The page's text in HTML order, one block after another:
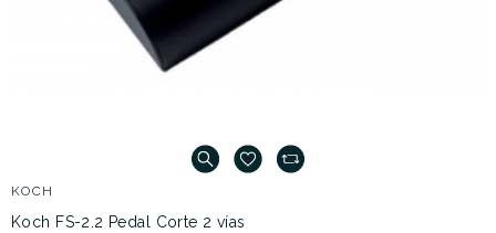
KOCH
Koch FS-2.2 Pedal Corte 2 vías